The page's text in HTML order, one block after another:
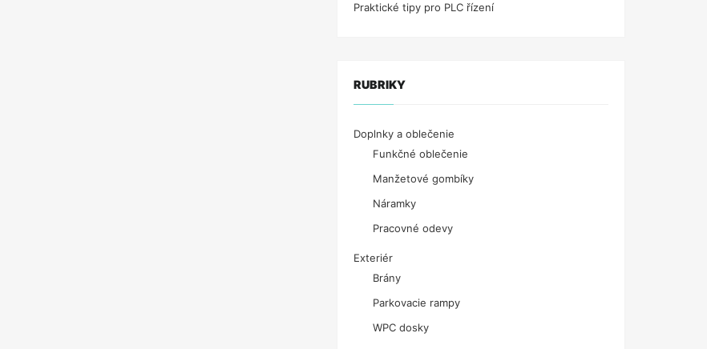
Praktické tipy pro PLC řízení
RUBRIKY
Doplnky a oblečenie
Funkčné oblečenie
Manžetové gombíky
Náramky
Pracovné odevy
Exteriér
Brány
Parkovacie rampy
WPC dosky